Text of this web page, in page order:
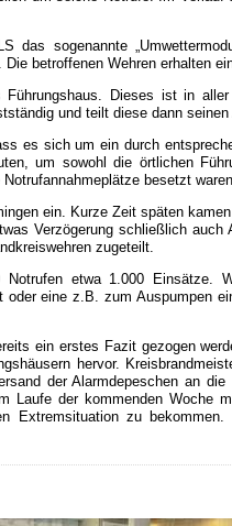
das sogenannte
betroffenen Wehren erhalten
Führungshaus. Dieses ist in
und teilt diese dann
es sich um ein durch
um sowohl die örtlichen
besetzt waren.
ein. Kurze Zeit späten
Verzögerung schließlich
zugeteilt.
etwa 1.000 Einsätze.
oder eine z.B. zum Auspumpen
ein erstes Fazit gezogen
hervor.
der Alarmdepeschen an
Laufe der kommenden Woche
Extremsituation zu